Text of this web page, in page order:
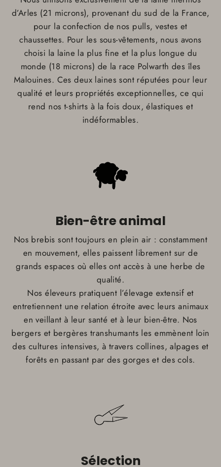
d’Arles (21 microns), provenant du sud de la France,
pour la confection de nos pulls, vestes et
chaussettes. Pour les sous-vêtements, nous avons
choisi la laine la plus fine et la plus longue du
monde (18 microns) de la race Polwarth des îles
Malouines. Ces deux laines sont réputées pour leur
qualité et leurs propriétés exceptionnelles, ce qui
rend nos t-shirts à la fois doux, élastiques et
indéformables.
Bien-être animal
Nos brebis sont toujours en plein air : constamment
en mouvement, elles paissent librement sur de
grands espaces où elles ont accès à une herbe de
qualité.
Nos éleveurs pratiquent l’élevage extensif et
entretiennent une relation étroite avec leurs animaux
en veillant à leur santé et à leur bien-être. Nos
bergers et bergères transhumants les emmènent loin
des cultures intensives, à travers collines, alpages et
forêts en passant par des gorges et des cols.
Sélection